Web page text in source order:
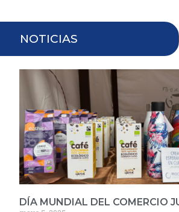
NOTICIAS
DÍA MUNDIAL DEL COMERCIO